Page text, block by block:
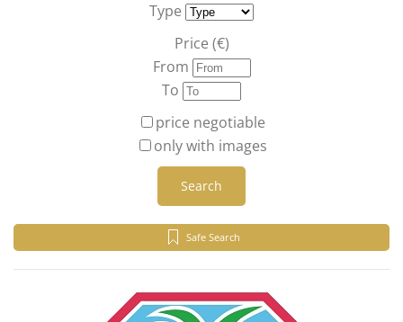
Type
Price (€)
From
To
price negotiable
only with images
Search
Safe Search